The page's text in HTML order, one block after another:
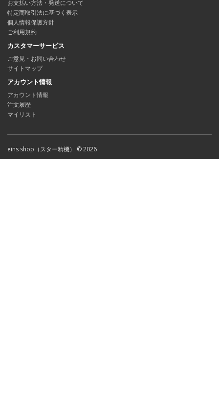
お支払い方法・発送について
特定商取引法に基づく表示
個人情報保護方針
ご利用規約
カスタマーサービス
ご意見・お問い合わせ
サイトマップ
アカウント情報
アカウント情報
注文履歴
マイリスト
eins shop（スター精機） © 2026